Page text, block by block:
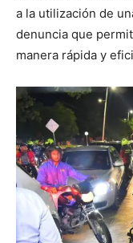
a la utilización de
denuncia que
manera rápida y